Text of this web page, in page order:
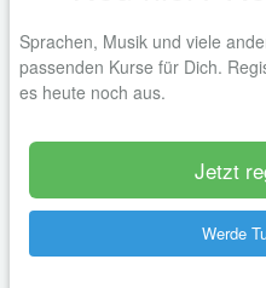
Sprachen, Musik und viele
passenden Kurse für Dich.
es heute noch aus.
Jetzt
Werde